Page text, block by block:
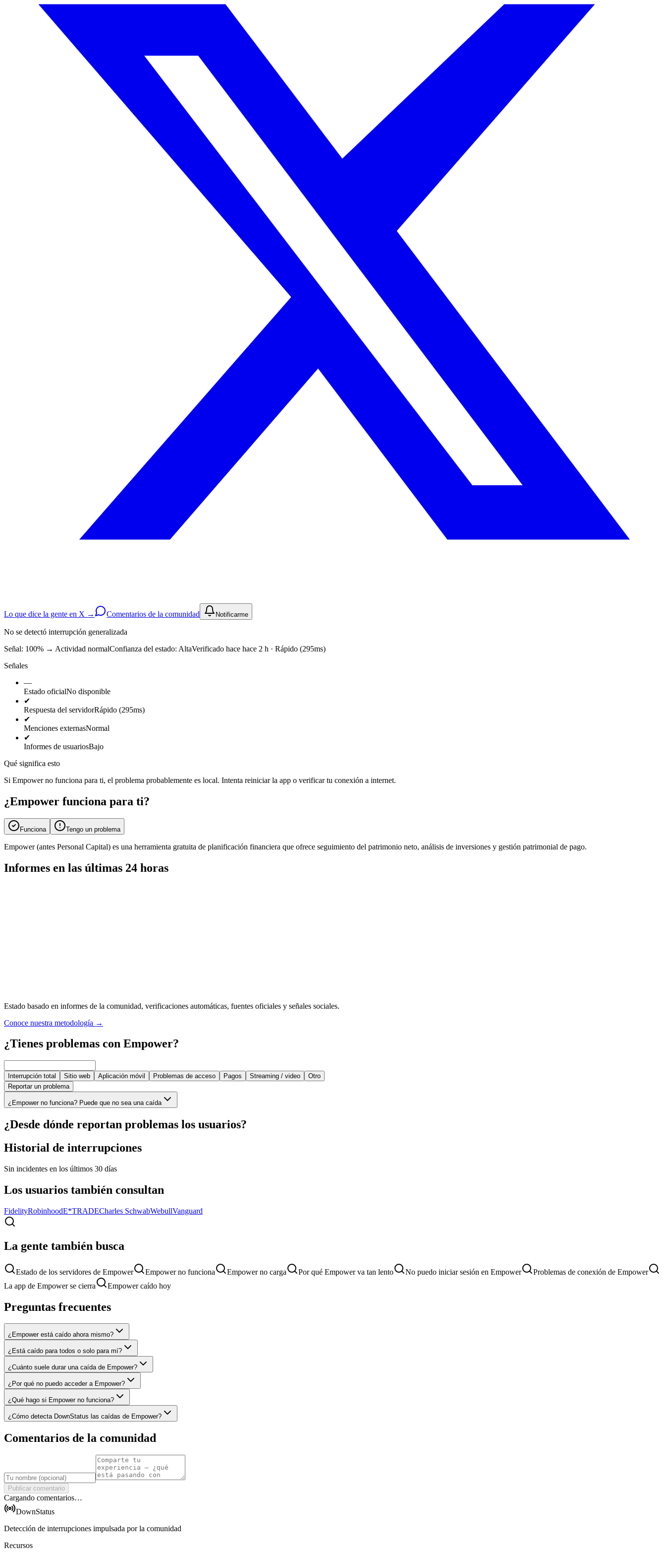
Lo que dice la gente en X → Comentarios de la comunidad Notificarme
No se detectó interrupción generalizada
Señal: 100% → Actividad normalConfianza del estado: AltaVerificado hace hace 2 h · Rápido (295ms)
Señales
—
Estado oficialNo disponible
✔
Respuesta del servidorRápido (295ms)
✔
Menciones externasNormal
✔
Informes de usuariosBajo
Qué significa esto
Si Empower no funciona para ti, el problema probablemente es local. Intenta reiniciar la app o verificar tu conexión a internet.
¿Empower funciona para ti?
Funciona Tengo un problema
Empower (antes Personal Capital) es una herramienta gratuita de planificación financiera que ofrece seguimiento del patrimonio neto, análisis de inversiones y gestión patrimonial de pago.
Informes en las últimas 24 horas
Estado basado en informes de la comunidad, verificaciones automáticas, fuentes oficiales y señales sociales.
Conoce nuestra metodología →
¿Tienes problemas con Empower?
Interrupción total Sitio web Aplicación móvil Problemas de acceso Pagos Streaming / video
Otro
Reportar un problema
¿Empower no funciona? Puede que no sea una caída
¿Desde dónde reportan problemas los usuarios?
Historial de interrupciones
Sin incidentes en los últimos 30 días
Los usuarios también consultan
FidelityRobinhoodE*TRADECharles SchwabWebullVanguard
La gente también busca
Estado de los servidores de Empower Empower no funciona Empower no carga Por qué Empower va tan lento No puedo iniciar sesión en Empower
Problemas de conexión de Empower
La app de Empower se cierra
Empower caído hoy
Preguntas frecuentes
¿Empower está caído ahora mismo?
¿Está caído para todos o solo para mí?
¿Cuánto suele durar una caída de Empower?
¿Por qué no puedo acceder a Empower?
¿Qué hago si Empower no funciona?
¿Cómo detecta DownStatus las caídas de Empower?
Comentarios de la comunidad
Publicar comentario
Cargando comentarios…
DownStatus
Detección de interrupciones impulsada por la comunidad
Recursos